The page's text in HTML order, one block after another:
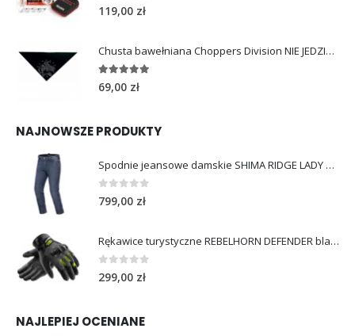
4.96out of 5
119,00 zł
Chusta bawełniana Choppers Division NIE JEDZIESZ NIE ŻYJESZ
5.00out of 5
69,00 zł
NAJNOWSZE PRODUKTY
Spodnie jeansowe damskie SHIMA RIDGE LADY blue
0out of 5
799,00 zł
Rękawice turystyczne REBELHORN DEFENDER black yellow fluo
0 out of 5
299,00 zł
NAJLEPIEJ OCENIANE